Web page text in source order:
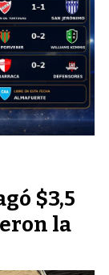
$3,5
la